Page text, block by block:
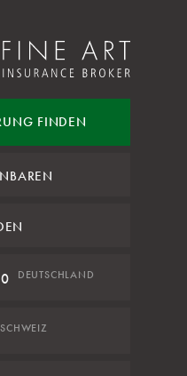
FINDEN
DEUTSCHLAND
SCHWEIZ